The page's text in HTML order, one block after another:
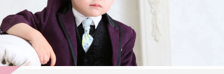
よくあるご質問
きものコラム お客様の声
お問い合わせ
法人・グループの
お客様はこちら